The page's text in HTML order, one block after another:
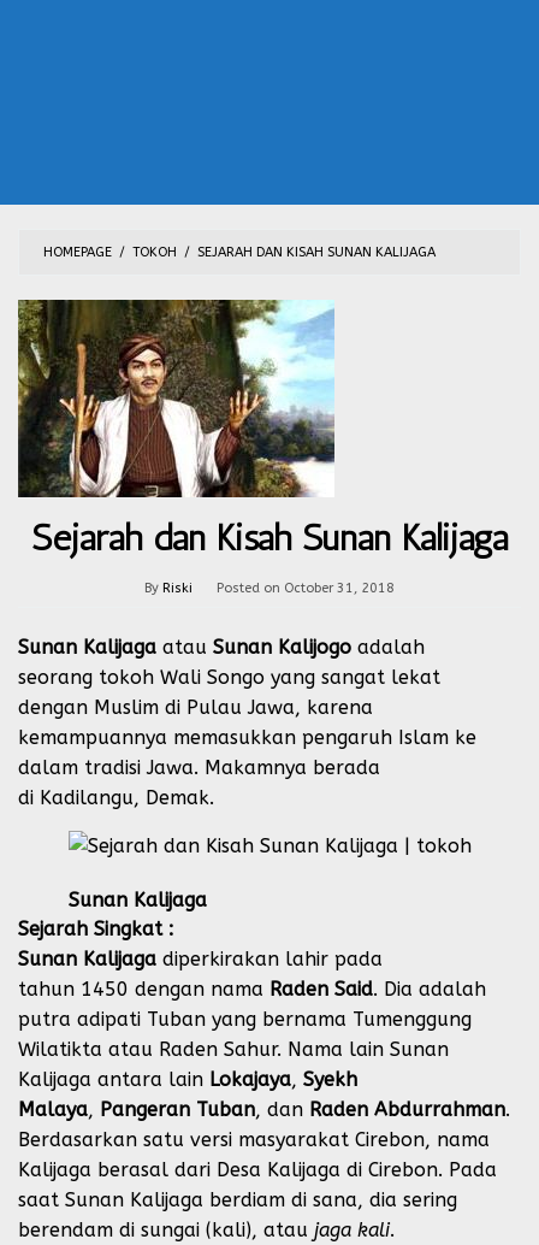
HOMEPAGE / TOKOH / SEJARAH DAN KISAH SUNAN KALIJAGA
Sejarah dan Kisah Sunan Kalijaga
By Riski Posted on October 31, 2018
Sunan Kalijaga atau Sunan Kalijogo adalah
seorang tokoh Wali Songo yang sangat lekat
dengan Muslim di PulauJawa, karena
kemampuannya memasukkan pengaruh Islam ke
dalam tradisi Jawa. Makamnya berada
di Kadilangu, Demak.
Sunan Kalijaga
Sejarah Singkat :
Sunan Kalijaga diperkirakan lahir pada
tahun 1450 dengan nama Raden Said. Dia adalah
putra adipati Tuban yang bernama Tumenggung
Wilatikta atau Raden Sahur. Nama lain Sunan
Kalijaga antara lain Lokajaya, Syekh
Malaya, Pangeran Tuban, dan Raden Abdurrahman.
Berdasarkan satu versi masyarakat Cirebon, nama
Kalijaga berasal dari Desa Kalijaga di Cirebon. Pada
saat Sunan Kalijaga berdiam di sana, dia sering
berendam di sungai (kali), atau jaga kali.